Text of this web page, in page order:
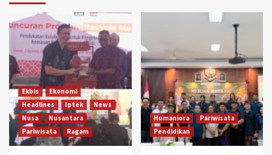
Ekbis
Ekonomi
Headlines
Iptek
News
Nusa
Nusantara
Pariwisata
Ragam
Humaniora
Pariwisata
Pendidikan